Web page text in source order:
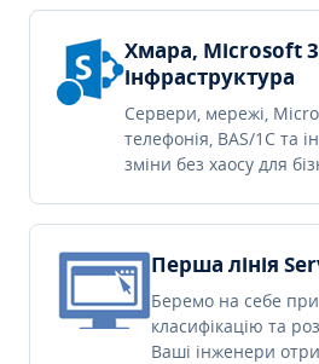
Хмара, Microsoft
інфраструктура
Сервери, мережі,
телефонія, BAS/1C та
зміни без хаосу для
Перша лінія
Беремо на себе
класифікацію та
Ваші інженери